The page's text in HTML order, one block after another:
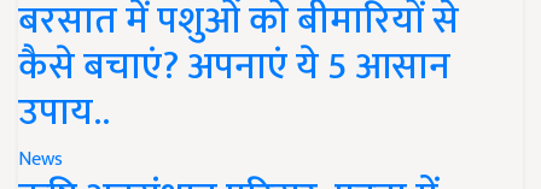
बरसात में पशुओं को बीमारियों से
कैसे बचाएं? अपनाएं ये 5 आसान
उपाय..
News